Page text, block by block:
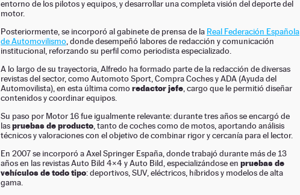
entorno de los pilotos y equipos, y desarrollar una completa visión del deporte del
motor.
Posteriormente, se incorporó al gabinete de prensa de la Real Federación Española
de Automovilismo , donde desempeñó labores de redacción y comunicación
institucional, reforzando su perfil como periodista especializado.
A lo largo de su trayectoria, Alfredo ha formado parte de la redacción de diversas
revistas del sector, como Automoto Sport, Compra Coches y ADA (Ayuda del
Automovilista), en esta última comoredactor jefe , cargo que le permitió diseñar
contenidos y coordinar equipos.
Su paso por Motor 16 fue igualmente relevante: durante tres años se encargó de
laspruebas de producto , tanto de coches como de motos, aportando análisis
técnicos y valoraciones con el objetivo de combinar rigor y cercanía para el lector.
En 2007 se incorporó a Axel Springer España, donde trabajó durante más de 13
años en las revistas Auto Bild 4×4 y Auto Bild, especializándose en pruebas de
vehículos de todo tipo: deportivos, SUV, eléctricos, híbridos y modelos de alta
gama.